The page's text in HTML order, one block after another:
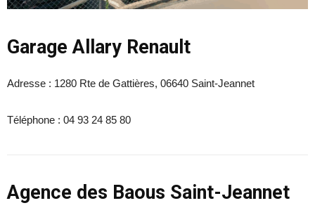
Garage Allary Renault
Adresse : 1280 Rte de Gattières, 06640 Saint-Jeannet
Téléphone : 04 93 24 85 80
Agence des Baous Saint-Jeannet